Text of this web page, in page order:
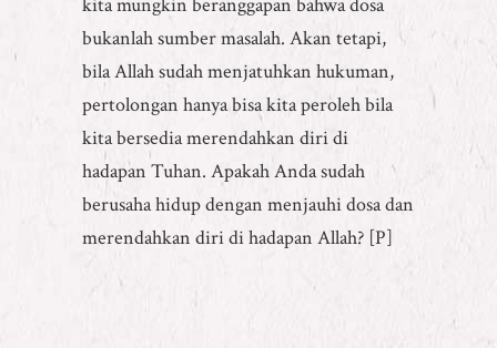
bukanlah sumber masalah. Akan tetapi,
bila Allah sudah menjatuhkan hukuman,
pertolongan hanya bisa kita peroleh bila
kita bersedia merendahkan diri di
hadapan Tuhan. Apakah Anda sudah
berusaha hidup dengan menjauhi dosa dan
merendahkan diri di hadapan Allah? [P]